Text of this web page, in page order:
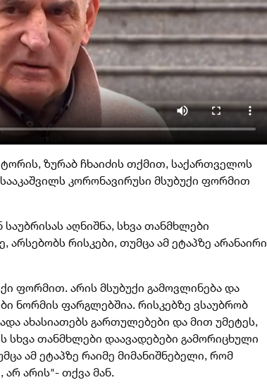
ზურაბ ჩხაიძის თქმით, საქართველოს
კორონავირუსი მსუბუქი ფორმით
აღნიშნა, სხვა თანმხლები
არსებობს რისკები, თუმცა ამ ეტაპზე არანაირი
ფორმით. არის მსუბუქი გამოვლინება და
ნორმის ფარგლებშია. რისკებზე ვსაუბრობ
ახასიათებს გართულებები და მით უმეტეს,
სხვა თანმხლები დაავადებები გამორიცხული
ამ ეტაპზე რაიმე მიმანიშნებელი, რომ
არ არის"- თქვა მან.